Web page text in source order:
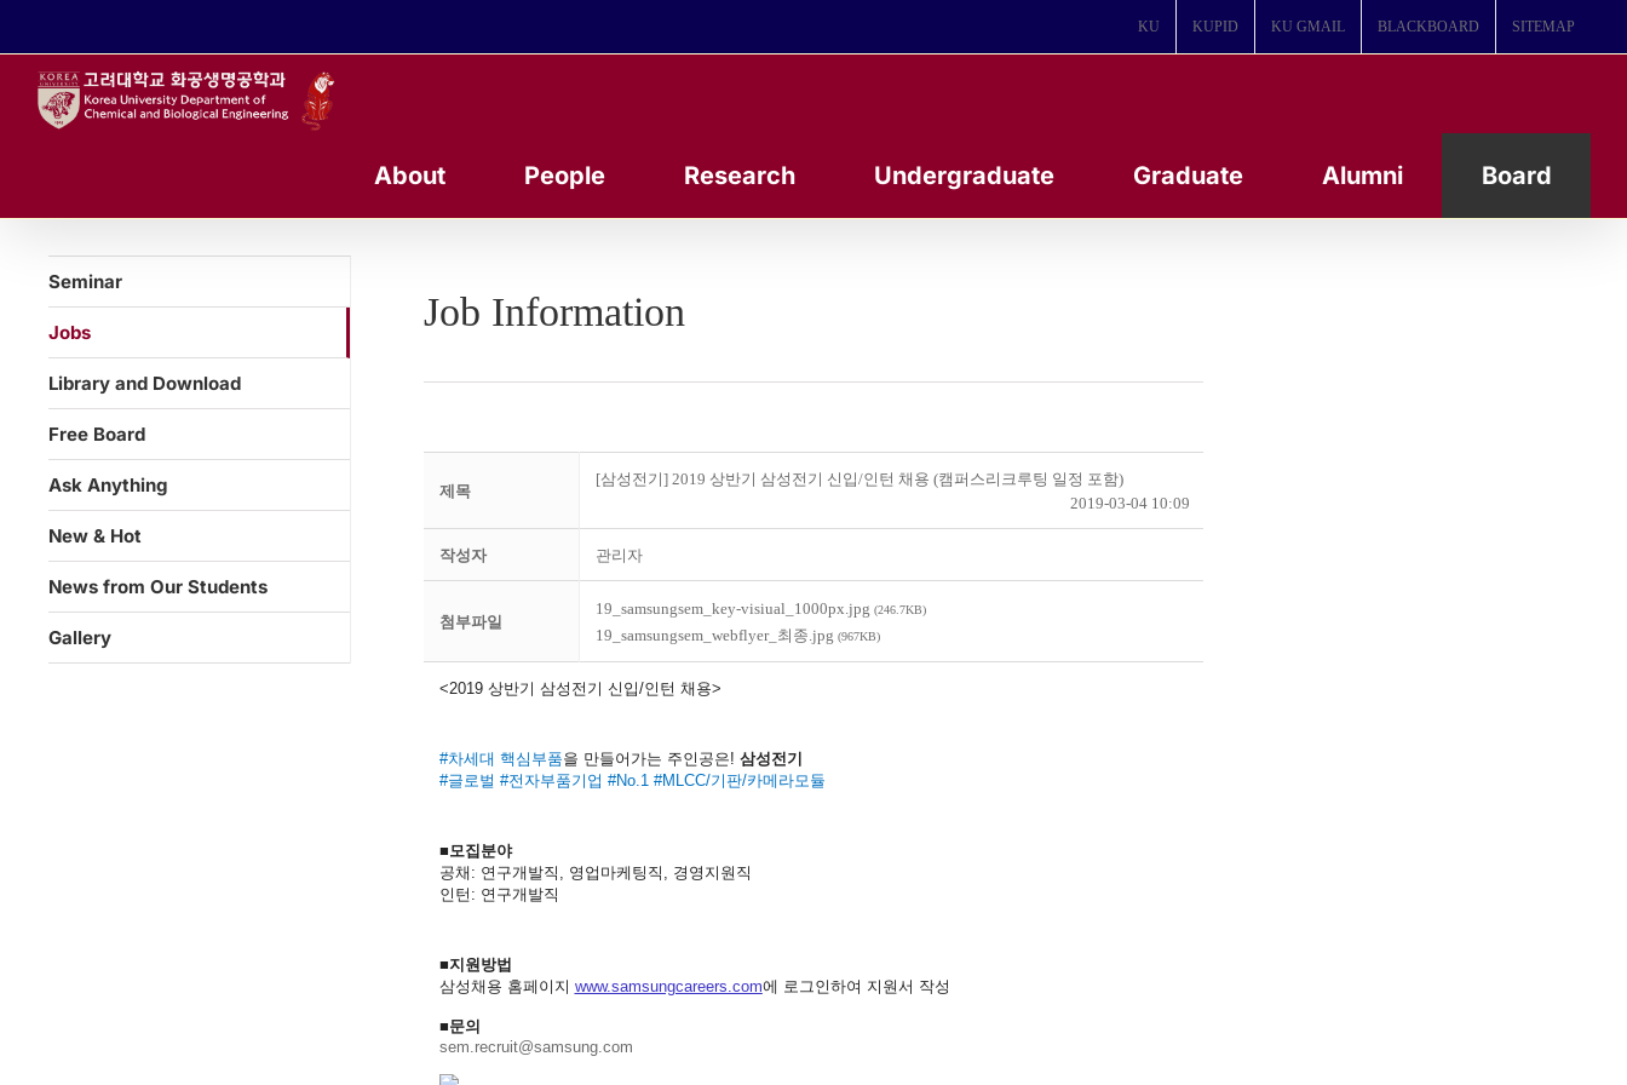
KU KUPID KU GMAIL BLACKBOARD SITEMAP
About People Research Undergraduate Graduate Alumni Board
Job Information
제목
[삼성전기] 2019 상반기 삼성전기 신입/인턴 채용 (캠퍼스리크루팅 일정 포함)
2019-03-04 10:09
작성자 관리자
첨부파일
19_samsungsem_key-visiual_1000px.jpg (246.7KB)
19_samsungsem_webflyer_최종.jpg (967KB)
<2019 상반기 삼성전기 신입/인턴 채용>
#차세대 핵심부품을 만들어가는 주인공은! 삼성전기
#글로벌 #전자부품기업 #No.1 #MLCC/기판/카메라모듈
■모집분야
​공채 : 연구개발직 영업마케팅직
경영지원직
인턴 : 연구개발직
■지원방법
삼성채용 홈페이지 www.samsungcareers.com에 로그인하여 지원서 작성
■문의
sem.recruit@samsung.com
Seminar
Jobs
Library and Download
Free Board
Ask Anything
New & Hot
News from Our Students
Gallery